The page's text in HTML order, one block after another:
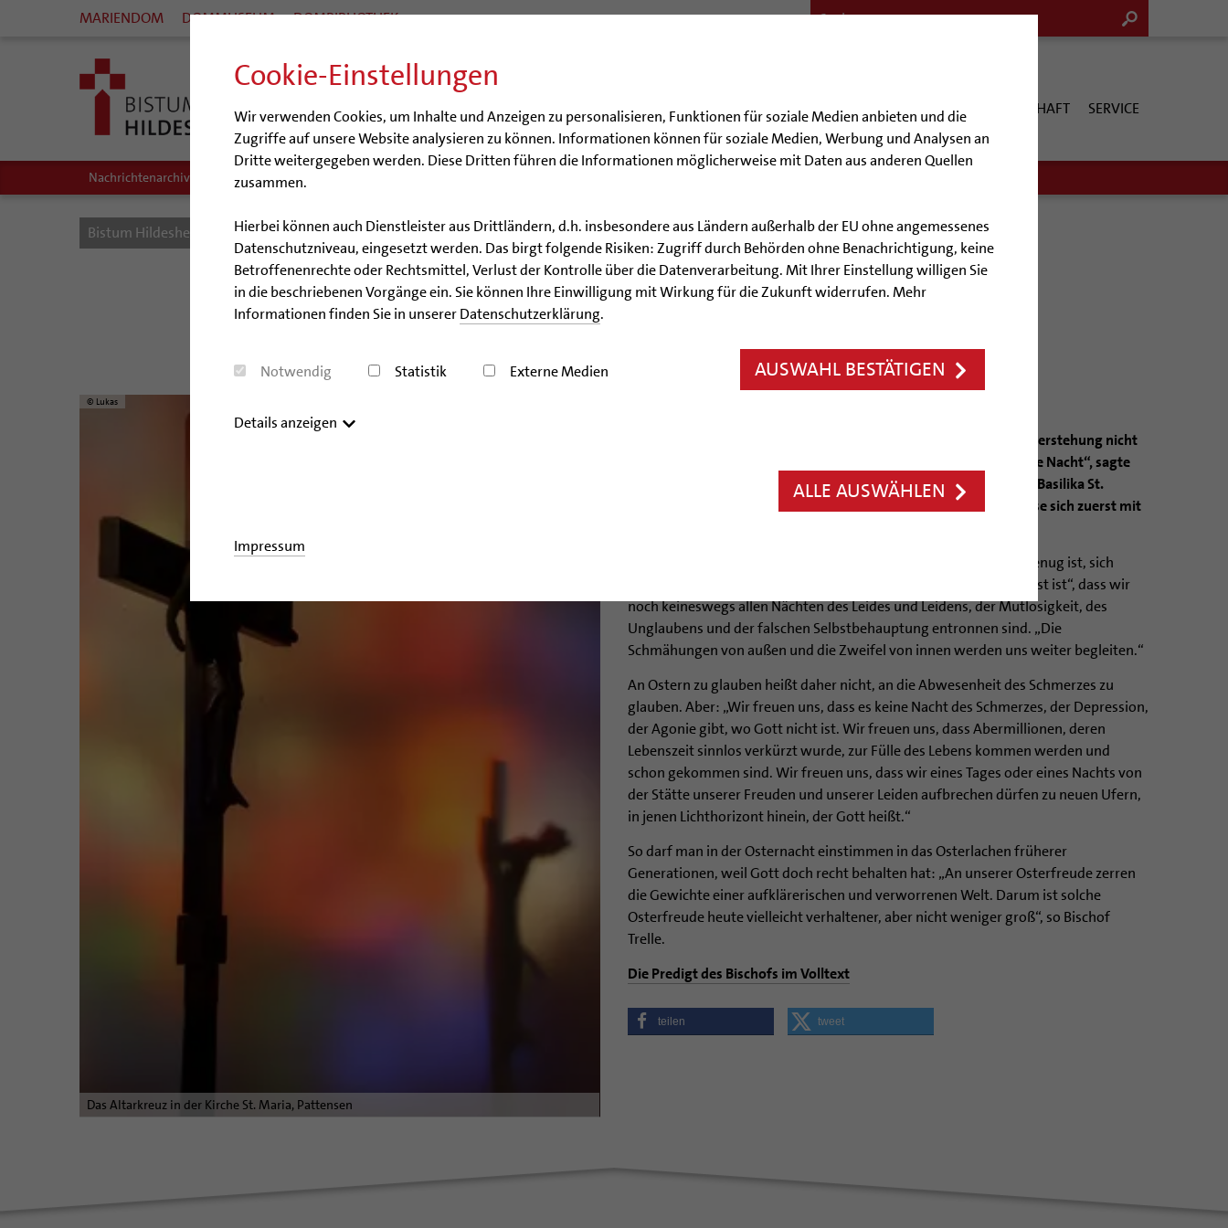
Cookie-Einstellungen
Wir verwenden Cookies, um Inhalte und Anzeigen zu personalisieren, Funktionen für soziale Medien anbieten und die
Zugriffe auf unsere Website analysieren zu können. Informationen können für soziale Medien, Werbung und Analysen an
Dritte weitergegeben werden. Diese Dritten führen die Informationen möglicherweise mit Daten aus anderen Quellen
zusammen.
Hierbei können auch Dienstleister aus Drittländern, d.h. insbesondere aus Ländern außerhalb der EU ohne angemessenes
Datenschutzniveau, eingesetzt werden. Das birgt folgende Risiken: Zugriff durch Behörden ohne Benachrichtigung, keine
Betroffenenrechte oder Rechtsmittel, Verlust der Kontrolle über die Datenverarbeitung. Mit Ihrer Einstellung willigen Sie
in die beschriebenen Vorgänge ein. Sie können Ihre Einwilligung mit Wirkung für die Zukunft widerrufen. Mehr
Informationen finden Sie in unsererDatenschutzerklärung.
Notwendig Statistik Externe Medien AUSWAHL BESTÄTIGEN
Details anzeigen
ALLE AUSWÄHLEN
Impressum
MARIENDOM DOMMUSEUM DOMBIBLIOTHEK
BISTUM BERATUNG & HILFE BILDUNG & KULTUR KIRCHE & GESELLSCHAFT SERVICE
Nachrichtenarchiv Audio/Podcasts
Bistum Hildesheim Bistum Nachrichten Artikel
Keine idyllische Nacht
Bischof Norbert Trelle erinnert zu Ostern an den Zusammenhang von Freude und Trauer
© Lukas
Das Altarkreuz in der Kirche St. Maria, Pattensen
Hildesheim (bph) Ostern ist ohne das Kreuz nicht denkbar, die Auferstehung nicht
ohne das Leid. „So ist die Osternacht alles andere als eine idyllische Nacht“, sagte
Bischof Norbert Trelle in seiner Predigt zur Osternacht 2012 in der Basilika St.
Godehard. Wer diese Nacht wachend erlebe und mitbegehe, müsse sich zuerst mit
Ostern kann nach Trelles Worten nur mitvollziehen, „wer mutig genug ist, sich
einzugestehen, dass die Nacht, die Gott durchlitt, auch in uns selbst ist“, dass wir
noch keineswegs allen Nächten des Leides und Leidens, der Mutlosigkeit, des
Unglaubens und der falschen Selbstbehauptung entronnen sind. „Die
Schmähungen von außen und die Zweifel von innen werden uns weiter begleiten.“
An Ostern zu glauben heißt daher nicht, an die Abwesenheit des Schmerzes zu
glauben. Aber: „Wir freuen uns, dass es keine Nacht des Schmerzes, der Depression,
der Agonie gibt, wo Gott nicht ist. Wir freuen uns, dass Abermillionen, deren
Lebenszeit sinnlos verkürzt wurde, zur Fülle des Lebens kommen werden und
schon gekommen sind. Wir freuen uns, dass wir eines Tages oder eines Nachts von
der Stätte unserer Freuden und unserer Leiden aufbrechen dürfen zu neuen Ufern,
in jenen Lichthorizont hinein, der Gott heißt.“
So darf man in der Osternacht einstimmen in das Osterlachen früherer
Generationen, weil Gott doch recht behalten hat: „An unserer Osterfreude zerren
die Gewichte einer aufklärerischen und verworrenen Welt. Darum ist solche
Osterfreude heute vielleicht verhaltener, aber nicht weniger groß“, so Bischof
Trelle.
Die Predigt des Bischofs im Volltext
teilen tweet